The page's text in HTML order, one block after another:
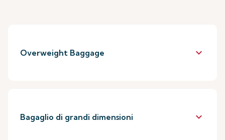
Overweight Baggage keyboard_arrow_down
Bagaglio di grandi dimensioni keyboard_arrow_down